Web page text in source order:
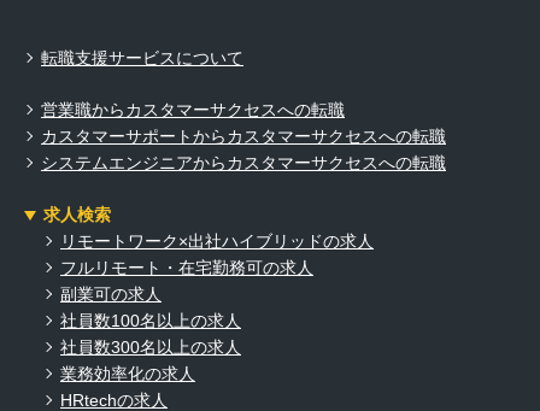
転職支援サービスについて
営業職からカスタマーサクセスへの転職
カスタマーサポートからカスタマーサクセスへの転職
システムエンジニアからカスタマーサクセスへの転職
求人検索
リモートワーク×出社ハイブリッドの求人
フルリモート・在宅勤務可の求人
副業可の求人
社員数100名以上の求人
社員数300名以上の求人
業務効率化の求人
HRtechの求人